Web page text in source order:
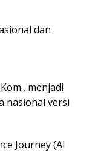
dan
menjadi
nasional versi
Journey (AI